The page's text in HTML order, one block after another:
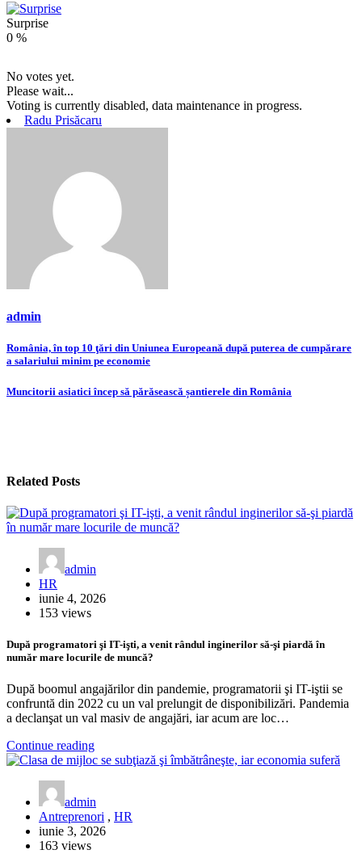
Surprise
0 %
No votes yet.
Please wait...
Voting is currently disabled, data maintenance in progress.
Radu Prisăcaru
admin
Navigare
articole
România, în top 10 ţări din Uniunea Europeană după puterea de cumpărare
a salariului minim pe economie
Muncitorii asiatici încep să părăsească șantierele din România
Related Posts
admin
HR
iunie 4, 2026
153 views
După programatori şi IT-işti, a venit rândul inginerilor să-şi piardă în
număr mare locurile de muncă?
După boomul angajărilor din pan­demie, programatorii şi IT-iştii se
con­fruntă din 2022 cu un val prelun­git de disponibilizări. Pandemia
a de­clanşat un val masiv de angajări, iar acum are loc…
Continue reading
admin
Antreprenori , HR
iunie 3, 2026
163 views